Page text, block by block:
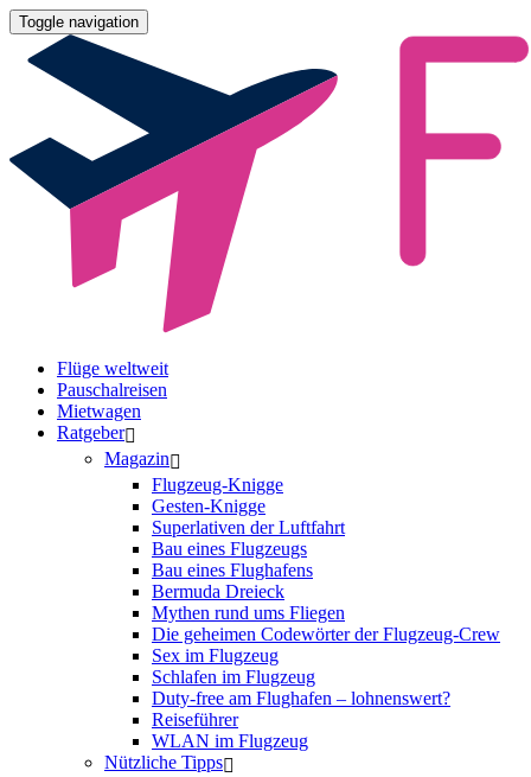
Toggle navigation
Flüge weltweit
Pauschalreisen
Mietwagen
Ratgeber
Magazin
Flugzeug-Knigge
Gesten-Knigge
Superlativen der Luftfahrt
Bau eines Flugzeugs
Bau eines Flughafens
Bermuda Dreieck
Mythen rund ums Fliegen
Die geheimen Codewörter der Flugzeug-Crew
Sex im Flugzeug
Schlafen im Flugzeug
Duty-free am Flughafen – lohnenswert?
Reiseführer
WLAN im Flugzeug
Nützliche Tipps